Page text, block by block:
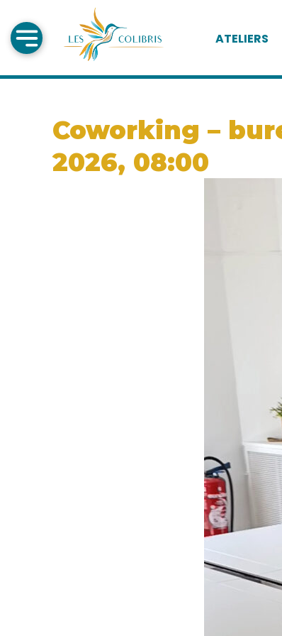
ATELIERS
Coworking –
2026, 08:00